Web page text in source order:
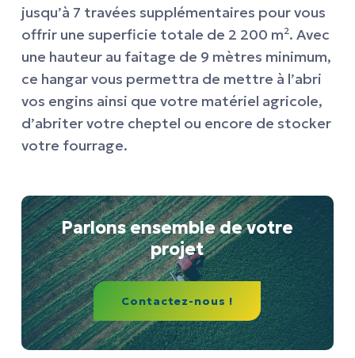
jusqu’à 7 travées supplémentaires pour vous
offrir une superficie totale de 2 200 m². Avec
une hauteur au faitage de 9 mètres minimum,
ce hangar vous permettra de mettre à l’abri
vos engins ainsi que votre matériel agricole,
d’abriter votre cheptel ou encore de stocker
votre fourrage.
Parlons ensemble de votre
projet
Contactez-nous !